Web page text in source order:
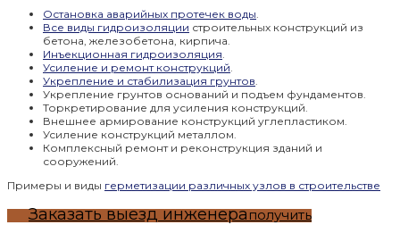
Остановка аварийных протечек воды
Все виды гидроизоляции строительных конструкций из
бетона, железобетона, кирпича.
Инъекционная гидроизоляция
Усиление и ремонт конструкций
Укрепление и стабилизация грунтов
Укрепление грунтов оснований и подъем фундаментов.
Торкретирование для усиления конструкций.
Внешнее армирование конструкций углепластиком.
Усиление конструкций металлом.
Комплексный ремонт и реконструкция зданий и
сооружений.
Примеры и виды герметизации различных узлов в строительстве
Заказать выезд инженераполучить